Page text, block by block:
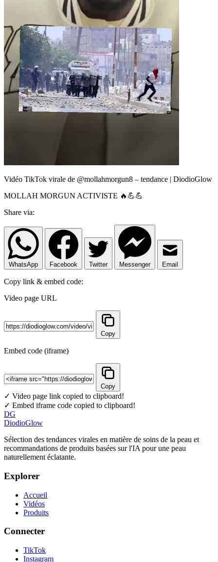
Vidéo TikTok virale de @mollahmorgun8 – tendance | DiodioGlow
MOLLAH MORGUN ACTIVISTE 🔥💪💪
Share via:
WhatsApp Facebook Twitter Messenger Email
Copy link & embed code:
Video page URL
Copy
Embed code (iframe)
Copy
✓ Video page link copied to clipboard!
✓ Embed iframe code copied to clipboard!
DG
DiodioGlow
Sélection des tendances virales en matière de soins de la peau et
recommandations de produits basées sur l'IA pour une peau
naturellement éclatante.
Explorer
Accueil
Vidéos
Produits
Connecter
TikTok
Instagram